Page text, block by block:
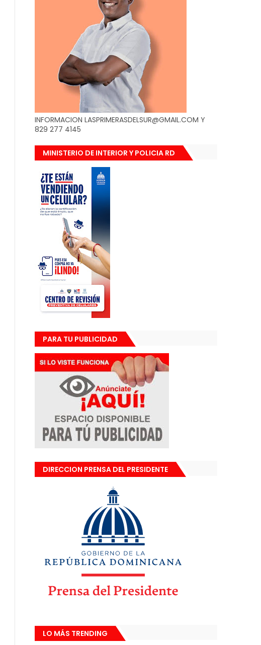
INFORMACION LASPRIMERASDELSUR@GMAIL.COM Y
829 277 4145
MINISTERIO DE INTERIOR Y POLICIA RD
PARA TU PUBLICIDAD
DIRECCION PRENSA DEL PRESIDENTE
LO MÁS TRENDING